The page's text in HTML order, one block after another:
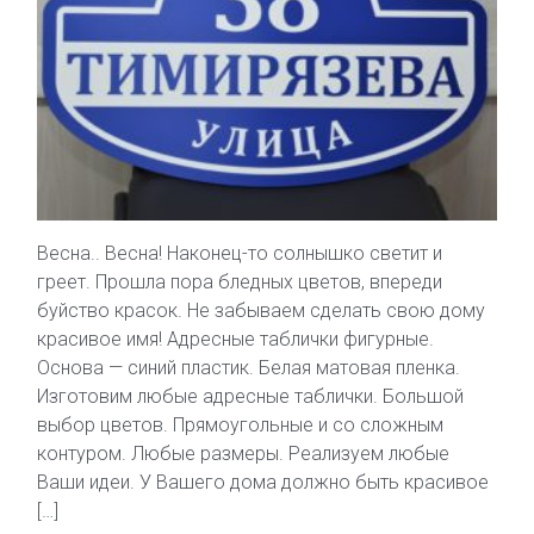
Весна.. Весна! Наконец-то солнышко светит и
греет. Прошла пора бледных цветов, впереди
буйство красок. Не забываем сделать свою дому
красивое имя! Адресные таблички фигурные.
Основа — синий пластик. Белая матовая пленка.
Изготовим любые адресные таблички. Большой
выбор цветов. Прямоугольные и со сложным
контуром. Любые размеры. Реализуем любые
Ваши идеи. У Вашего дома должно быть красивое
[…]